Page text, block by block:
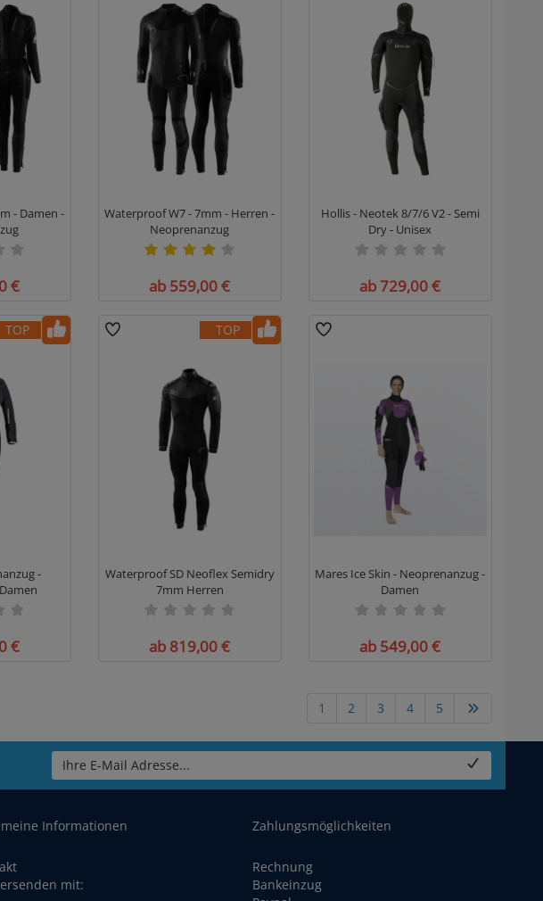
- Damen -
€
Waterproof W7 - 7mm - Herren -
Neoprenanzug
ab 559,00 €
Hollis - Neotek 8/7/6 V2 - Semi
Dry - Unisex
ab 729,00 €
TOP
-
€
TOP
Waterproof SD Neoflex Semidry
7mm Herren
ab 819,00 €
Mares Ice Skin - Neoprenanzug -
Damen
ab 549,00 €
1 2 3 4 5
Ihre E-Mail Adresse...
Informationen
mit:
Zahlungsmöglichkeiten
Rechnung
Bankeinzug